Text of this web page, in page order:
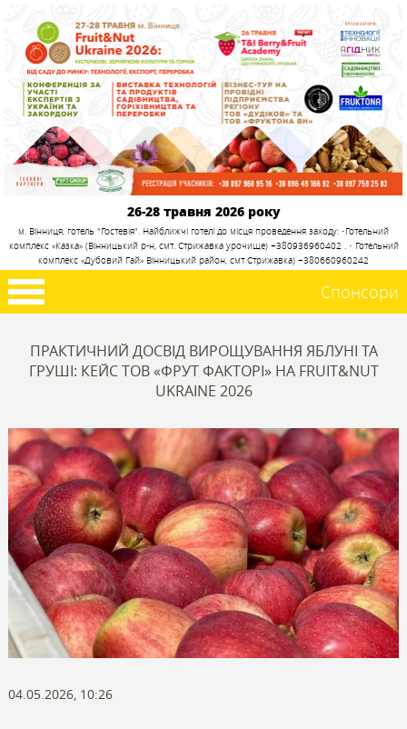
26-28 травня 2026 року
м. Вінниця, готель "Гостевія". Найближчі готелі до місця проведення заходу: •Готельний
комплекс «Казка» (Вінницький р-н, смт. Стрижавка урочище) +380936960402 . • Готельний
комплекс «Дубовий Гай» Вінницький район, смт Стрижавка) +380660960242
Спонсори
ПРАКТИЧНИЙ ДОСВІД ВИРОЩУВАННЯ ЯБЛУНІ ТА
ГРУШІ: КЕЙС ТОВ «ФРУТ ФАКТОРІ» НА FRUIT&NUT
UKRAINE 2026
04.05.2026, 10:26